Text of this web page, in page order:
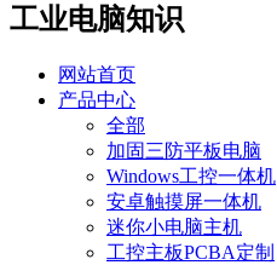
工业电脑知识
网站首页
产品中心
全部
加固三防平板电脑
Windows工控一体机
安卓触摸屏一体机
迷你小电脑主机
工控主板PCBA定制